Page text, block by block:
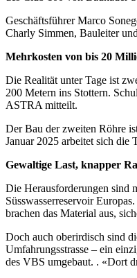
Geschäftsführer Marco
Charly Simmen, Bauleiter
Mehrkosten von bis 20
Die Realität unter Tage ist
200 Metern ins Stottern.
ASTRA mitteilt.
Der Bau der zweiten Röhre
Januar 2025 arbeitet sich
Gewaltige Last, knapper
Die Herausforderungen sind
Süsswasserreservoir
brachen das Material aus,
Doch auch oberirdisch sind
Umfahrungsstrasse – ein
des VBS umgebaut. . «Dort